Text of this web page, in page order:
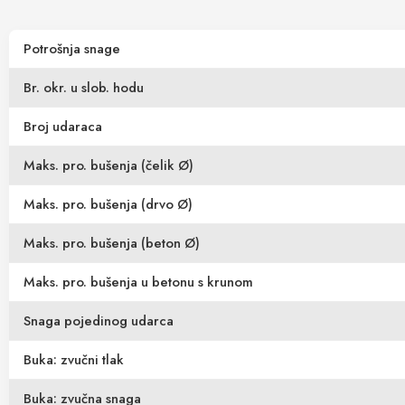
Potrošnja snage
Br. okr. u slob. hodu
Broj udaraca
Maks. pro. bušenja (čelik Ø)
Maks. pro. bušenja (drvo Ø)
Maks. pro. bušenja (beton Ø)
Maks. pro. bušenja u betonu s krunom
Snaga pojedinog udarca
Buka: zvučni tlak
Buka: zvučna snaga